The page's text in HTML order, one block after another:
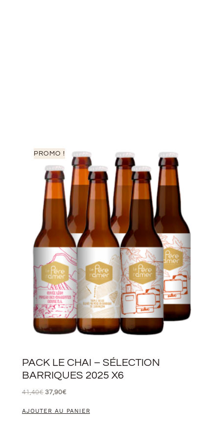
PROMO !
PACK LE CHAI – SÉLECTION
BARRIQUES 2025 X6
41,40€ 37,90€
AJOUTER AU PANIER